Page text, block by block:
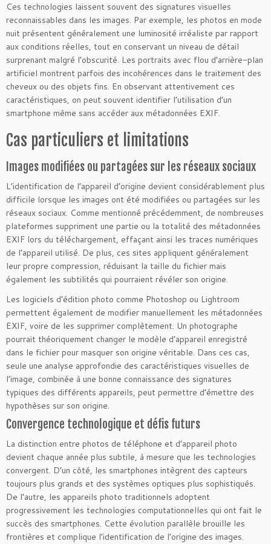
Ces technologies laissent souvent des signatures visuelles
reconnaissables dans les images. Par exemple, les photos en mode
nuit présentent généralement une luminosité irréaliste par rapport
aux conditions réelles, tout en conservant un niveau de détail
surprenant malgré l’obscurité. Les portraits avec flou d’arrière-plan
artificiel montrent parfois des incohérences dans le traitement des
cheveux ou des objets fins. En observant attentivement ces
caractéristiques, on peut souvent identifier l’utilisation d’un
smartphone même sans accéder aux métadonnées EXIF.
Cas particuliers et limitations
Images modifiées ou partagées sur les réseaux sociaux
L’identification de l’appareil d’origine devient considérablement plus
difficile lorsque les images ont été modifiées ou partagées sur les
réseaux sociaux. Comme mentionné précédemment, de nombreuses
plateformes suppriment une partie ou la totalité des métadonnées
EXIF lors du téléchargement, effaçant ainsi les traces numériques
de l’appareil utilisé. De plus, ces sites appliquent généralement
leur propre compression, réduisant la taille du fichier mais
également les subtilités qui pourraient révéler son origine.
Les logiciels d’édition photo comme Photoshop ou Lightroom
permettent également de modifier manuellement les métadonnées
EXIF, voire de les supprimer complètement. Un photographe
pourrait théoriquement changer le modèle d’appareil enregistré
dans le fichier pour masquer son origine véritable. Dans ces cas,
seule une analyse approfondie des caractéristiques visuelles de
l’image, combinée à une bonne connaissance des signatures
typiques des différents appareils, peut permettre d’émettre des
hypothèses sur son origine.
Convergence technologique et défis futurs
La distinction entre photos de téléphone et d’appareil photo
devient chaque année plus subtile, à mesure que les technologies
convergent. D’un côté, les smartphones intègrent des capteurs
toujours plus grands et des systèmes optiques plus sophistiqués.
De l’autre, les appareils photo traditionnels adoptent
progressivement les technologies computationnelles qui ont fait le
succès des smartphones. Cette évolution parallèle brouille les
frontières et complique l’identification de l’origine des images.